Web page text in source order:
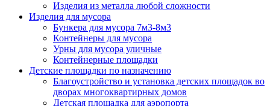
Изделия из металла любой сложности
Изделия для мусора
Бункера для мусора 7м3-8м3
Контейнеры для мусора
Урны для мусора уличные
Контейнерные площадки
Детские площадки по назначению
Благоустройство и установка детских площадок во
дворах многоквартирных домов
Детская площадка для аэропорта